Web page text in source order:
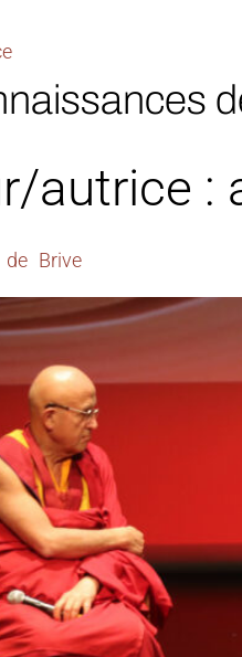
autrice :
Brive